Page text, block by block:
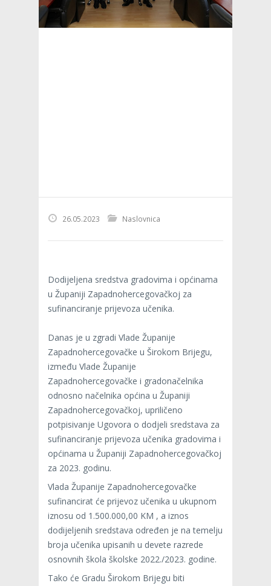
26.05.2023 Naslovnica
Dodijeljena sredstva gradovima i općinama
u Županiji Zapadnohercegovačkoj za
sufinanciranje prijevoza učenika.
Danas je u zgradi Vlade Županije
Zapadnohercegovačke u Širokom Brijegu,
između Vlade Županije
Zapadnohercegovačke i gradonačelnika
odnosno načelnika općina u Županiji
Zapadnohercegovačkoj, upriličeno
potpisivanje Ugovora o dodjeli sredstava za
sufinanciranje prijevoza učenika gradovima i
općinama u Županiji Zapadnohercegovačkoj
za 2023. godinu.
Vlada Županije Zapadnohercegovačke
sufinancirat će prijevoz učenika u ukupnom
iznosu od 1.500.000,00 KM , a iznos
dodijeljenih sredstava određen je na temelju
broja učenika upisanih u devete razrede
osnovnih škola školske 2022./2023. godine.
Tako će Gradu Širokom Brijegu biti